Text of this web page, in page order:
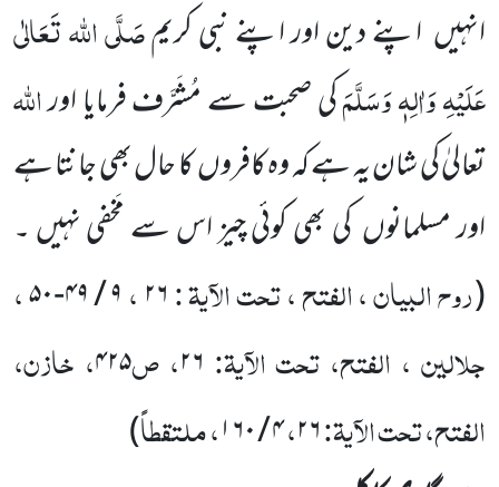
انہیں اپنے دین اور اپنے نبی کریمصَلَّی اللہتَعَالٰی
عَلَیْہِ وَاٰلِہٖ وَسَلَّمَکی صحبت سے مُشَرَّف فرمایا اوراللہ
تعالیٰ کی شان یہ ہے کہ وہ کافروںکا حال بھی جانتا ہے
اور مسلمانوں کی بھی کوئی چیز اس سے مَخفی نہیں ۔
(روح البیان ، الفتح ، تحت الآیۃ :۲۶،۹/۴۹-۵۰،
جلالین ، الفتح، تحت الآیۃ: ۲۶، ص۴۲۵، خازن،
الفتح، تحت الآیۃ:۲۶،۴/۱۶۰، ملتقطاً)